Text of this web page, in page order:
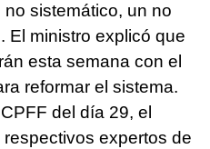
sistemático, un no
El ministro explicó que
esta semana con el
reformar el sistema.
del día 29, el
expertos de